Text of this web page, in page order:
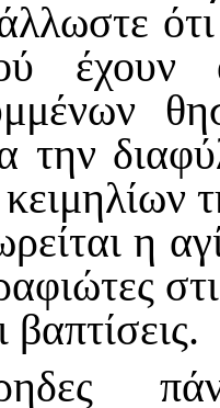
έχουν
την
η
βαπτίσεις.